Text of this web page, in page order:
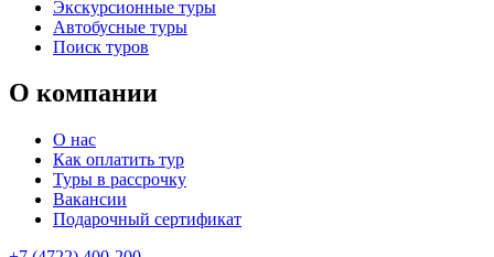
Экскурсионные туры
Автобусные туры
Поиск туров
О компании
О нас
Как оплатить тур
Туры в рассрочку
Вакансии
Подарочный сертификат